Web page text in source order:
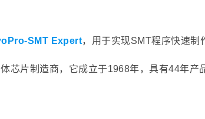
SMT Expert，用于实现SMT程序快速制
芯片制造商，它成立于1968年，具有44年产